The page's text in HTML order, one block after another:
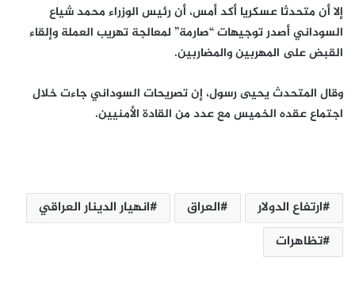
إلا أن متحدثا عسكريا أكد أمس، أن رئيس الوزراء محمد شياع
السوداني أصدر توجيهات “صارمة” لمعالجة تهريب العملة وإلقاء
القبض على المهربين والمضاربين.
وقال المتحدث يحيى رسول، إن تصريحات السوداني جاءت خلال
اجتماع عقده الخميس مع عدد من القادة الأمنيين.
ارتفاع الدولار العراق
انهيار الدينار العراقي
تظاهرات